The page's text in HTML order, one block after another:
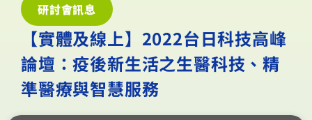
研討會訊息
【實體及線上】2022台日科技高峰
論壇：疫後新生活之生醫科技、精
準醫療與智慧服務